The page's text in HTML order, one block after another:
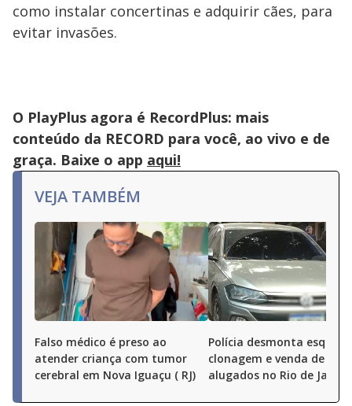
como instalar concertinas e adquirir cães, para
evitar invasões.
O PlayPlus agora é RecordPlus: mais
conteúdo da RECORD para você, ao vivo e de
graça. Baixe o app aqui!
VEJA TAMBÉM
Falso médico é preso ao
atender criança com tumor
cerebral em Nova Iguaçu ( RJ)
Polícia desmonta
clonagem e venda de
alugados no Rio de